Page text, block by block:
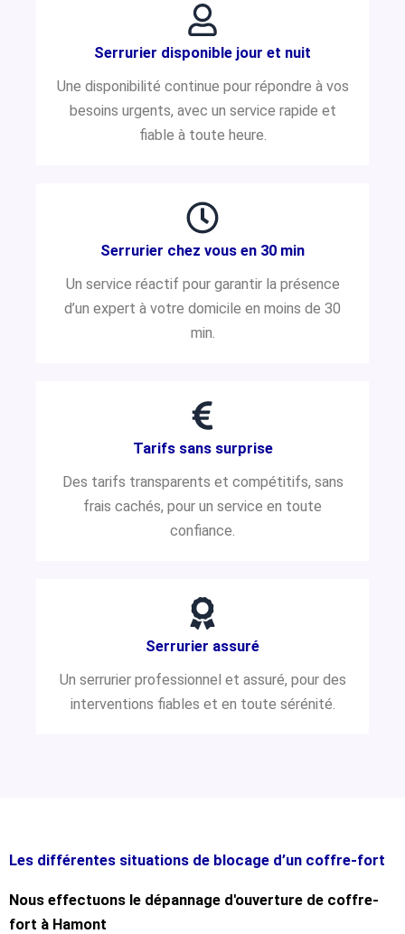
Serrurier disponible jour et nuit
Une disponibilité continue pour répondre à vos
besoins urgents, avec un service rapide et
fiable à toute heure.
Serrurier chez vous en 30 min
Un service réactif pour garantir la présence
d’un expert à votre domicile en moins de 30
min.
Tarifs sans surprise
Des tarifs transparents et compétitifs, sans
frais cachés, pour un service en toute
confiance.
Serrurier assuré
Un serrurier professionnel et assuré, pour des
interventions fiables et en toute sérénité.
Les différentes situations de blocage d’un coffre-fort
Nous effectuons le dépannage d'ouverture de coffre-
fort à Hamont